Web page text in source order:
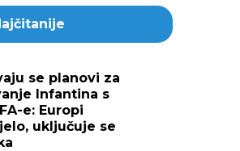
se planovi za
Infantina s
e: Europi
uključuje se